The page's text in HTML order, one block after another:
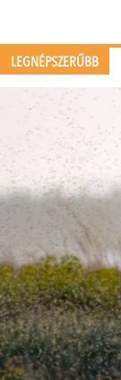
LEGNÉPSZERŰBB